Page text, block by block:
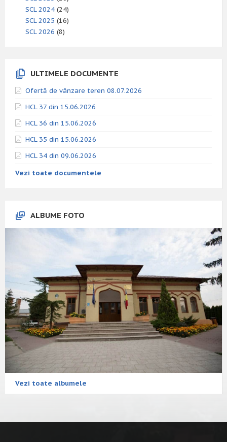
SCL 2024 (24)
SCL 2025 (16)
SCL 2026 (8)
ULTIMELE DOCUMENTE
Ofertă de vânzare teren 08.07.2026
HCL 37 din 15.06.2026
HCL 36 din 15.06.2026
HCL 35 din 15.06.2026
HCL 34 din 09.06.2026
Vezi toate documentele
ALBUME FOTO
Vezi toate albumele